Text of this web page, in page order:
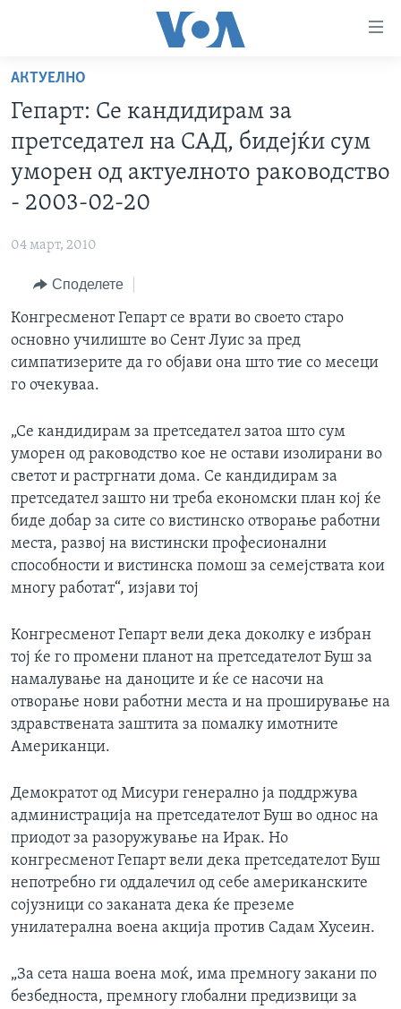
пристапност
Премини
на
главната
содржина
Премини
страната
навигација
РУБРИКИ
МАКЕДОНИЈА
ЕКОНОМИЈА
ПОЛИТИКА
ЗДРАВЈЕ
УМЕТНОСТ И ЗАБАВА
ФОТОГАЛЕРИИ
ДОКУМЕНТАРЦИ
NEWSFLASH - АРХИВА
ВЕСТИ ОД САД ВО МИНУТА - АРХИВА
ИЗБОРИ ВО САД 2020 - АРХИВА
ЗА НАС
Јазици
АКТУЕЛНО
Гепарт: Се кандидирам за
претседател на САД, бидејќи сум
уморен од актуелното раководство
- 2003-02-20
04 март, 2010
Споделете
Конгресменот Гепарт се врати во своето старо
основно училиште во Сент Луис за пред
симпатизерите да го објави она што тие со месеци
го очекуваа.
„Се кандидирам за претседател затоа што сум
уморен од раководство кое не остави изолирани во
светот и растргнати дома. Се кандидирам за
претседател зашто ни треба економски план кој ќе
биде добар за сите со вистинско отворање работни
места, развој на вистински професионални
способности и вистинска помош за семејствата кои
многу работат“, изјави тој
Конгресменот Гепарт вели дека доколку е избран
тој ќе го промени планот на претседателот Буш за
намалување на даноците и ќе се насочи на
отворање нови работни места и на проширување на
здравствената заштита за помалку имотните
Американци.
Демократот од Мисури генерално ја поддржува
администрација на претседателот Буш во однос на
приодот за разоружување на Ирак. Но
конгресменот Гепарт вели дека претседателот Буш
непотребно ги оддалечил од себе американските
сојузници со заканата дека ќе преземе
унилатерална воена акција против Садам Хусеин.
„За сета наша воена моќ, има премногу закани по
безбедноста, премногу глобални предизвици за